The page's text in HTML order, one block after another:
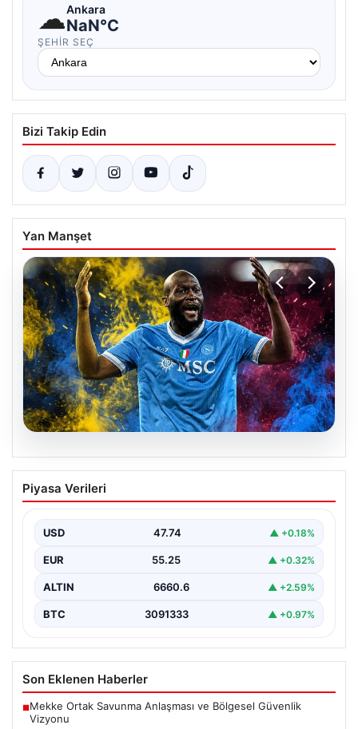
☁Ankara
NaN°C
ŞEHIR SEÇ
Bizi Takip Edin
Yan Manşet
07.08.2026
Fenerbahçe’nin İstediği Lukaku’yu
Trabzonspor da Takip Ediyor: Yeni
İtalya Serie A'da Napoli forması giyen ve takımda
Piyasa Verileri
USD 47.74 ▲ +0.18%
EUR 55.25 ▲ +0.32%
ALTIN 6660.6 ▲ +2.59%
BTC 3091333 ▲ +0.97%
Son Eklenen Haberler
■Mekke Ortak Savunma Anlaşması ve Bölgesel Güvenlik
Vizyonu